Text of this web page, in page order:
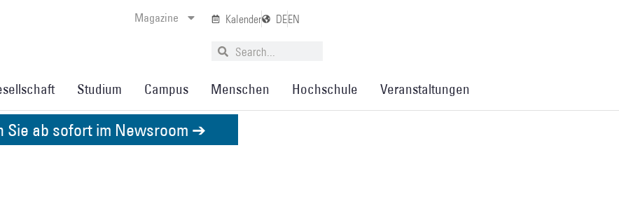
Magazine Kalender DEEN
Studium Campus Menschen Hochschule Veranstaltungen
Sie ab sofort im Newsroom ➔